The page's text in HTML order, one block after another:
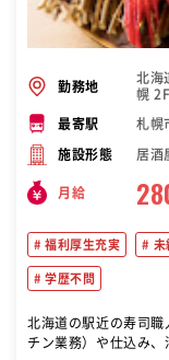
勤務地
北海
幌 2F
最寄駅 札幌
施設形態 居酒
月給
福利厚生充実 未
学歴不問
北海道の駅近の寿司職人の転
チン業務）や仕込み